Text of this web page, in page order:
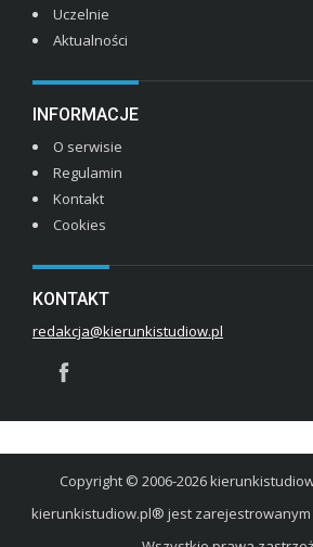
Uczelnie
Aktualności
INFORMACJE
O serwisie
Regulamin
Kontakt
Cookies
KONTAKT
redakcja@kierunkistudiow.pl
Copyright © 2006-2026
kierunkistudiow.pl® jest